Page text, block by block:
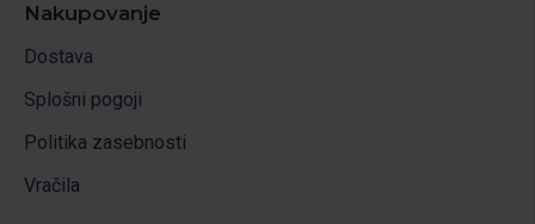
Nakupovanje
Dostava
Splošni pogoji
Politika zasebnosti
Vračila